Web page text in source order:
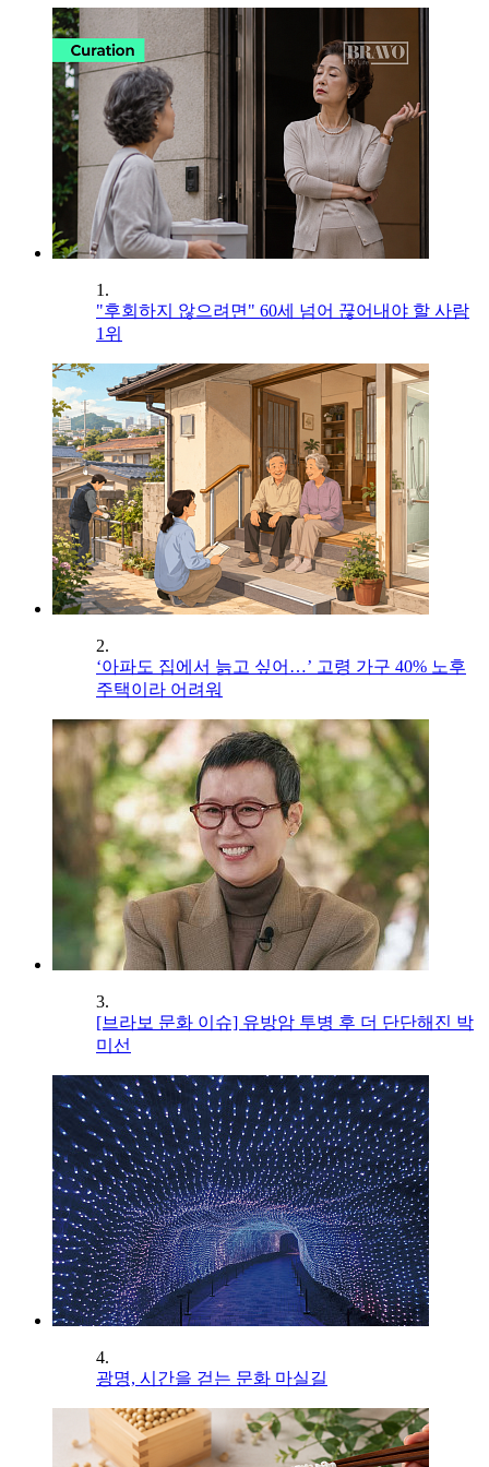
1.
"후회하지 않으려면" 60세 넘어 끊어내야 할 사람
1위
2.
‘아파도 집에서 늙고 싶어…’ 고령 가구 40% 노후
주택이라 어려워
3.
[브라보 문화 이슈] 유방암 투병 후 더 단단해진 박
미선
4.
광명, 시간을 걷는 문화 마실길